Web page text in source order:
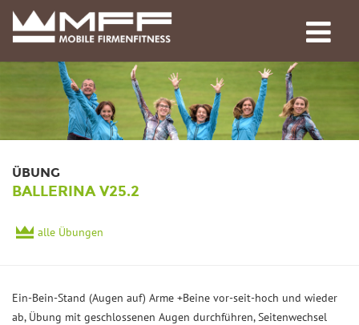
ÜBUNG
BALLERINA V25.2
alle Übungen
Ein-Bein-Stand (Augen auf) Arme +Beine vor-seit-hoch und wieder
ab, Übung mit geschlossenen Augen durchführen, Seitenwechsel